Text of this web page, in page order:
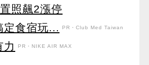
照飆2漲停
定食宿玩...
PR・Club Med Taiwan
PR・NIKE AIR MAX